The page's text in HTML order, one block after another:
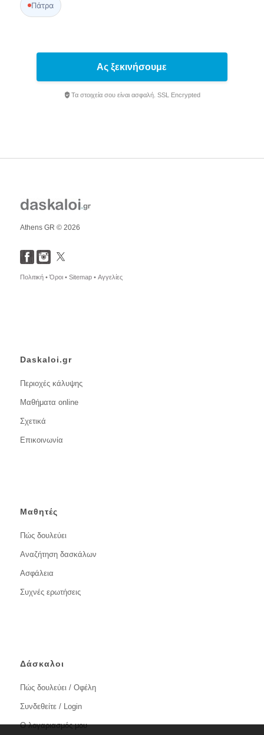
Πάτρα
Ας ξεκινήσουμε
Τα στοιχεία σου είναι ασφαλή. SSL Encrypted
Athens GR © 2026
Πολιτική •Όροι • Sitemap • Αγγελίες
Daskaloi.gr
Περιοχές κάλυψης
Μαθήματα online
Σχετικά
Επικοινωνία
Μαθητές
Πώς δουλεύει
Αναζήτηση δασκάλων
Ασφάλεια
Συχνές ερωτήσεις
Δάσκαλοι
Πώς δουλεύει / Οφέλη
Συνδεθείτε / Login
Ο λογαριασμός μου